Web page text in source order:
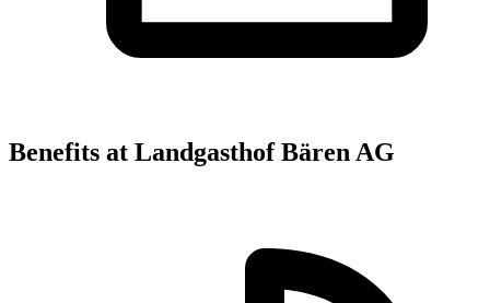
Benefits at Landgasthof Bären AG